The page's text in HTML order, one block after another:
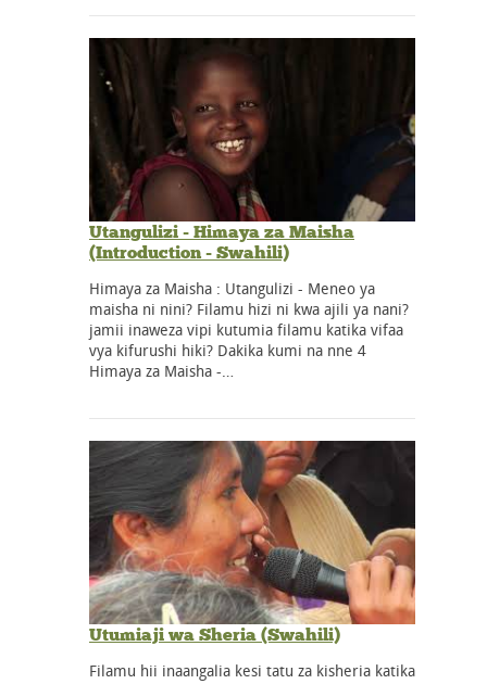
Utangulizi - Himaya za Maisha
(Introduction - Swahili)
Himaya za Maisha : Utangulizi - Meneo ya
maisha ni nini? Filamu hizi ni kwa ajili ya nani?
jamii inaweza vipi kutumia filamu katika vifaa
vya kifurushi hiki? Dakika kumi na nne 4
Himaya za Maisha -…
Utumiaji wa Sheria (Swahili)
Filamu hii inaangalia kesi tatu za kisheria katika